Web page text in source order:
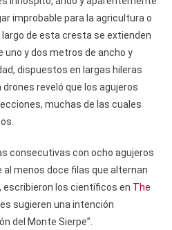
improbable para la agricultura o
largo de esta cresta se extienden
uno y dos metros de ancho y
dispuestos en largas hileras
reveló que los agujeros
muchas de las cuales
consecutivas con ocho agujeros
menos doce filas que alternan
escribieron los científicos en The
sugieren una intención
del Monte Sierpe”.